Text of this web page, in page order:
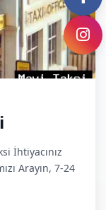
İhtiyacınız
Arayın, 7-24